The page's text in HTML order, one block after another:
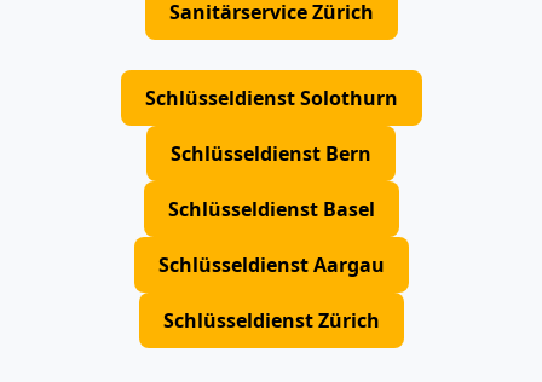
Sanitärservice Zürich
Schlüsseldienst Solothurn
Schlüsseldienst Bern
Schlüsseldienst Basel
Schlüsseldienst Aargau
Schlüsseldienst Zürich